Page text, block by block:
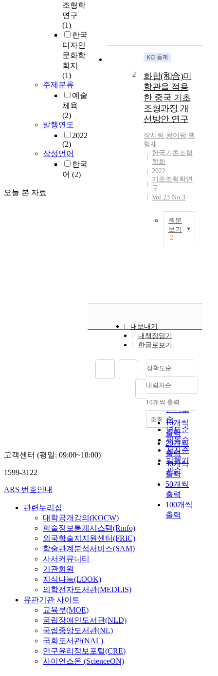
조형학
연구
(1)
한국
디자인
문화학
회지
(1)
주제분류
예술
체육
(2)
발행연도
2022
(2)
작성언어
한국
어 (2)
오늘 본 자료
d
l
t
2
화합(和合)미
학관을 적용
한 중국 기초
조형과정 개
선방안 연구
장시림 ,왕이팡,맹
형재
한국기초조형
학회
2022
기초조형학연
구
Vol.23 No.3
원문
보기
2
g
d
내보내기
내책장담기
한글로보기
정확도순
정확도
순
인기도
순
연도순
제목순
저자순
발행기
관순
내림차순
내림차순
10개씩 출력
10개씩
출력
20개씩
출력
30개씩
출력
50개씩
출력
100개씩
출력
조회
고객센터 (평일: 09:00~18:00)
1599-3122
ARS 번호안내
관련누리집
대학공개강의(KOCW)
학술정보통계시스템(Rinfo)
외국학술지지원센터(FRIC)
학술관계분석서비스(SAM)
사서커뮤니티
기관회원
지식나눔(LOOK)
의학전자도서관(MEDLIS)
유관기관 사이트
교육부(MOE)
국립장애인도서관(NLD)
국립중앙도서관(NL)
국회도서관(NAL)
연구윤리정보포털(CRE)
사이언스온 (ScienceON)